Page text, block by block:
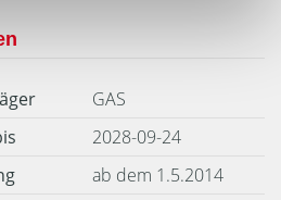
GAS
2028-09-24
ab dem 1.5.2014